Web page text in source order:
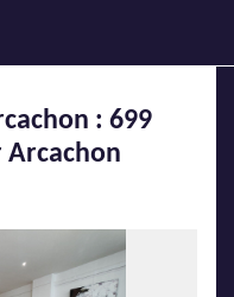
: 699
Arcachon